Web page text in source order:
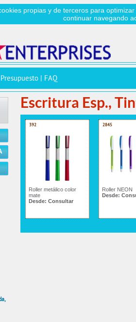
propias y de terceros para
continuar navegando
Presupuesto FAQ
Escritura Esp.,
392
Roller metálico color
mate
Desde: Consultar
2845
Roller NEON
Desde: